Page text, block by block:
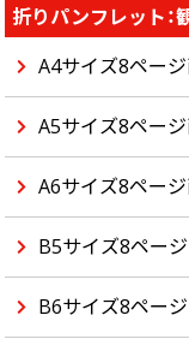
折りパンフレット：
A4サイズ8ペー
A5サイズ8ペー
A6サイズ8ペー
B5サイズ8ペー
B6サイズ8ペー